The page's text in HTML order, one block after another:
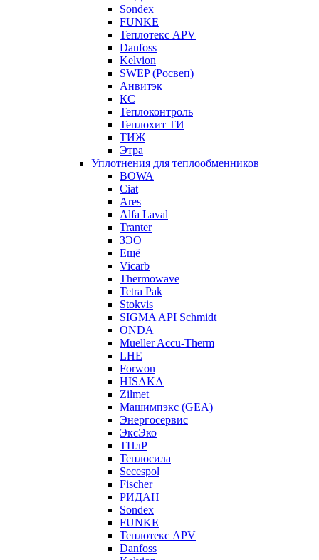
Sondex
FUNKE
Теплотекс APV
Danfoss
Kelvion
SWEP (Росвеп)
Анвитэк
КС
Теплоконтроль
Теплохит ТИ
ТИЖ
Этра
Уплотнения для теплообменников
BOWA
Ciat
Ares
Alfa Laval
Tranter
ЗЭО
Ещё
Vicarb
Thermowave
Tetra Pak
Stokvis
SIGMA API Schmidt
ONDA
Mueller Accu-Therm
LHE
Forwon
HISAKA
Zilmet
Машимпэкс (GEA)
Энергосервис
ЭксЭко
ТПлР
Теплосила
Secespol
Fischer
РИДАН
Sondex
FUNKE
Теплотекс APV
Danfoss